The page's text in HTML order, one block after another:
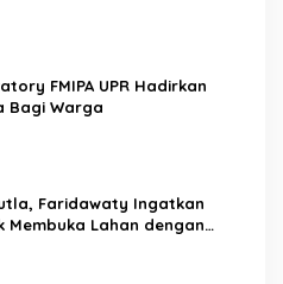
FMIPA UPR Hadirkan
Bagi Warga
Faridawaty Ingatkan
Membuka Lahan dengan